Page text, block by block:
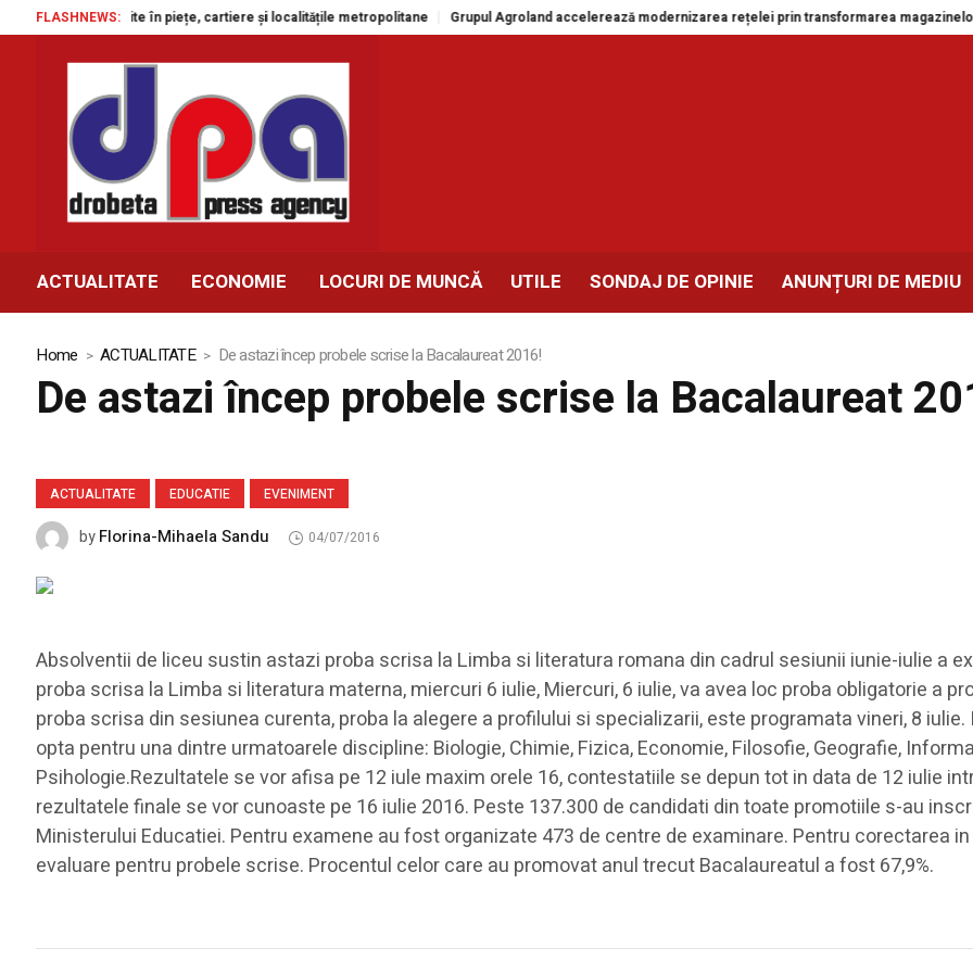
FLASHNEWS:
gratuite în piețe, cartiere și localitățile metropolitane Grupul Agroland accelerează modernizarea rețelei prin transformarea magazinelor
ACTUALITATE ECONOMIE LOCURI DE MUNCĂ UTILE SONDAJ DE OPINIE ANUNȚURI DE MEDIU
Home ACTUALITATE De astazi încep probele scrise la Bacalaureat 2016!
De astazi încep probele scrise la Bacalaureat
ACTUALITATE EDUCATIE EVENIMENT
byFlorina-Mihaela Sandu 04/07/2016
Absolventii de liceu sustin astazi proba scrisa la Limba si literatura romana din cadrul sesiunii iunie-iulie a
proba scrisa la Limba si literatura materna, miercuri 6 iulie, Miercuri, 6 iulie, va avea loc proba obligatorie a
proba scrisa din sesiunea curenta, proba la alegere a profilului si specializarii, este programata vineri, 8
opta pentru una dintre urmatoarele discipline: Biologie, Chimie, Fizica, Economie, Filosofie, Geografie,
Psihologie.Rezultatele se vor afisa pe 12 iule maxim orele 16, contestatiile se depun tot in data de 12 iulie
rezultatele finale se vor cunoaste pe 16 iulie 2016. Peste 137.300 de candidati din toate promotiile s-au
Ministerului Educatiei. Pentru examene au fost organizate 473 de centre de examinare. Pentru corectarea
evaluare pentru probele scrise. Procentul celor care au promovat anul trecut Bacalaureatul a fost 67,9%.